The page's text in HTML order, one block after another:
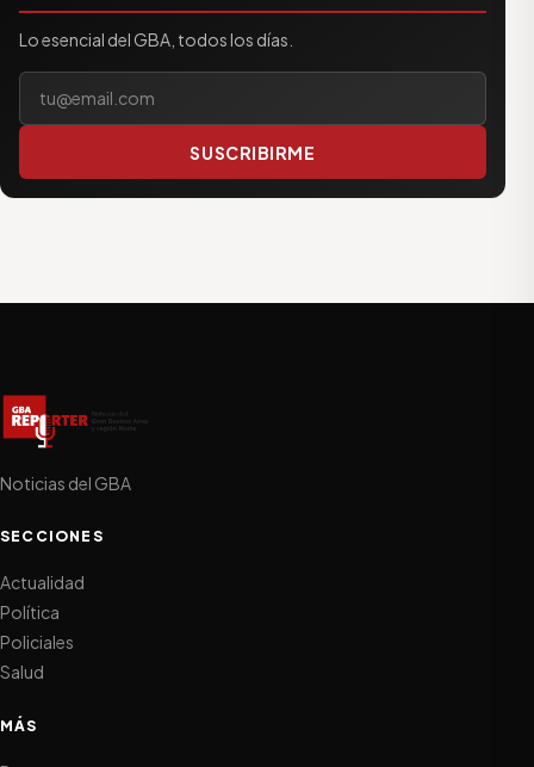
Lo esencial del GBA, todos los días.
Tu correo electrónico
SUSCRIBIRME
Noticias del GBA
SECCIONES
Actualidad
Política
Policiales
Salud
MÁS